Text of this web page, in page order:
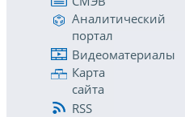
Аналитический
портал
Видеоматериалы
Карта
сайта
RSS